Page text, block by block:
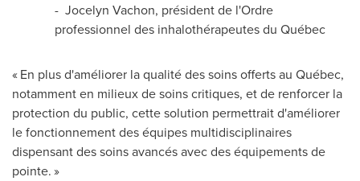
-Jocelyn Vachon, président de l'Ordre
professionnel des inhalothérapeutes du Québec
« En plus d'améliorer la qualité des soins offerts au Québec,
notamment en milieux de soins critiques, et de renforcer la
protection du public, cette solution permettrait d'améliorer
le fonctionnement des équipes multidisciplinaires
dispensant des soins avancés avec des équipements de
pointe. »